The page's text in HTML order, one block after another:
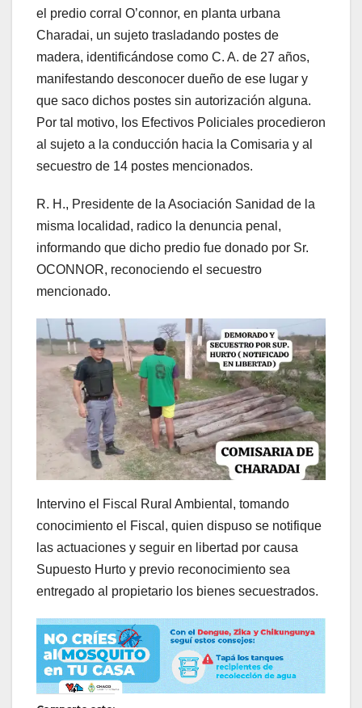
el predio corral O’connor, en planta urbana
Charadai, un sujeto trasladando postes de
madera, identificándose como C. A. de 27 años,
manifestando desconocer dueño de ese lugar y
que saco dichos postes sin autorización alguna.
Por tal motivo, los Efectivos Policiales procedieron
al sujeto a la conducción hacia la Comisaria y al
secuestro de 14 postes mencionados.
R. H., Presidente de la Asociación Sanidad de la
misma localidad, radico la denuncia penal,
informando que dicho predio fue donado por Sr.
OCONNOR, reconociendo el secuestro
mencionado.
Intervino el Fiscal Rural Ambiental, tomando
conocimiento el Fiscal, quien dispuso se notifique
las actuaciones y seguir en libertad por causa
Supuesto Hurto y previo reconocimiento sea
entregado al propietario los bienes secuestrados.